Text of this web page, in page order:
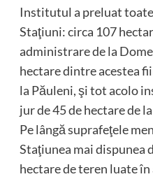
Institutul a preluat
Staţiuni: circa 107
administrare de la
hectare dintre acestea
la Păuleni, şi tot acolo
jur de 45 de hectare de
Pe lângă suprafeţele
Staţiunea mai dispunea
hectare de teren luate